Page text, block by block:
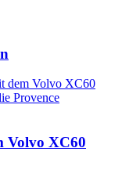
Volvo XC60